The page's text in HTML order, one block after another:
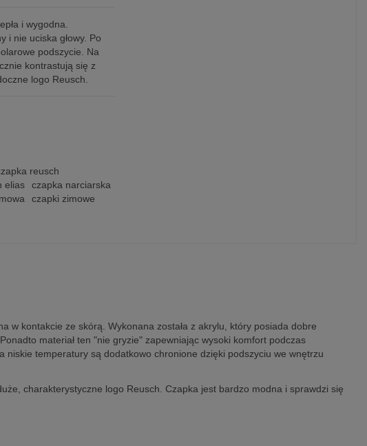
i wygodna.
i nie uciska głowy. Po
podszycie. Na
kontrastują się z
logo Reusch.
reusch
elias
czapka narciarska
czapki zimowe
w kontakcie ze skórą. Wykonana została z akrylu, który posiada dobre
materiał ten "nie gryzie" zapewniając wysoki komfort podczas
temperatury są dodatkowo chronione dzięki podszyciu we wnętrzu
charakterystyczne logo Reusch. Czapka jest bardzo modna i sprawdzi się